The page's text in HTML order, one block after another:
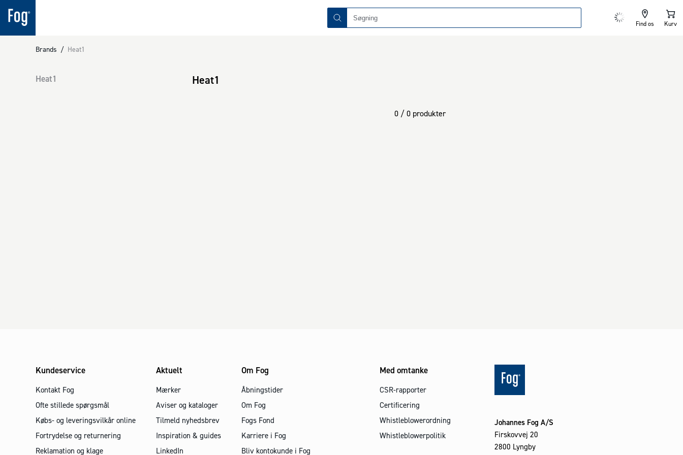
Find os Kurv
Brands / Heat1
Heat1 Heat1
0 / 0 produkter
Kundeservice
Kontakt Fog
Ofte stillede spørgsmål
Købs- og leveringsvilkår online
Fortrydelse og returnering
Reklamation og klage
Aktuelt
Mærker
Aviser og kataloger
Tilmeld nyhedsbrev
Inspiration & guides
LinkedIn
Om Fog
Åbningstider
Om Fog
Fogs Fond
Karriere i Fog
Bliv kontokunde i Fog
Med omtanke
CSR-rapporter
Certificering
Whistleblowerordning
Whistleblowerpolitik
Johannes Fog A/S
Firskovvej 20
2800 Lyngby